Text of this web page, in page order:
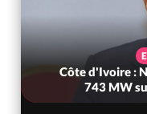
Côte d'Ivoire :
743 MW